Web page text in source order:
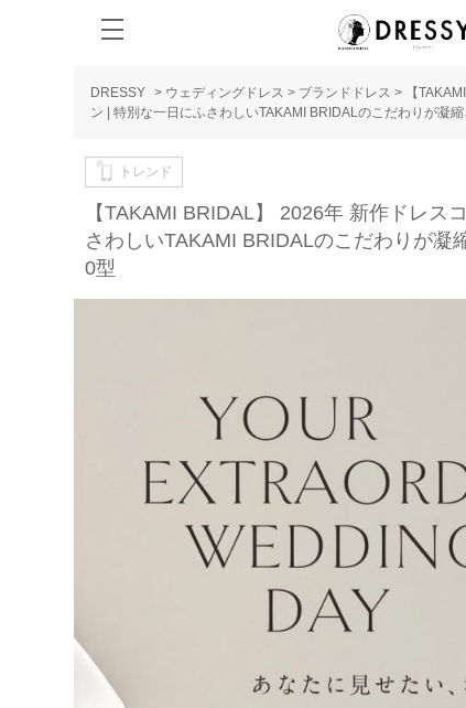
DRESSY > ウェディングドレス > ブランドドレス >
【
ン | 特別な一日にふさわしいTAKAMI BRIDALのこだわりが凝
トレンド
【TAKAMI BRIDAL】 2026年 新作ドレス
さわしいTAKAMI BRIDALのこだわりが凝
0型